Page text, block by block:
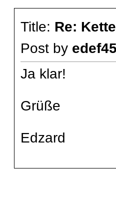
Title: Re:
Post by edef45
Ja klar!
Grüße
Edzard